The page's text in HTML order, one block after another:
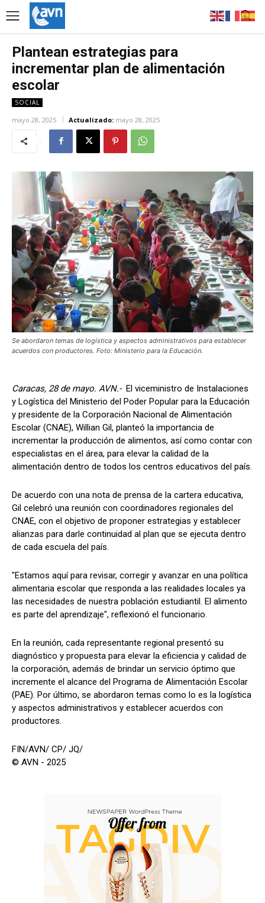
Plantean estrategias para
incrementar plan de alimentación
escolar
SOCIAL
mayo 28, 2025 Actualizado: mayo 28, 2025
Se abordaron temas de logística y aspectos administrativos para establecer
acuerdos con productores. Foto: Ministerio para la Educación.
Caracas, 28 de mayo. AVN.- El viceministro de Instalaciones
y Logística del Ministerio del Poder Popular para la Educación
y presidente de la Corporación Nacional de Alimentación
Escolar (CNAE), Willian Gil, planteó la importancia de
incrementar la producción de alimentos, así como contar con
especialistas en el área, para elevar la calidad de la
alimentación dentro de todos los centros educativos del país.
De acuerdo con una nota de prensa de la cartera educativa,
Gil celebró una reunión con coordinadores regionales del
CNAE, con el objetivo de proponer estrategias y establecer
alianzas para darle continuidad al plan que se ejecuta dentro
de cada escuela del país.
"Estamos aquí para revisar, corregir y avanzar en una política
alimentaria escolar que responda a las realidades locales ya
las necesidades de nuestra población estudiantil. El alimento
es parte del aprendizaje", reflexionó el funcionario.
En la reunión, cada representante regional presentó su
diagnóstico y propuesta para elevar la eficiencia y calidad de
la corporación, además de brindar un servicio óptimo que
incremente el alcance del Programa de Alimentación Escolar
(PAE). Por último, se abordaron temas como lo es la logística
y aspectos administrativos y establecer acuerdos con
productores.
FIN/AVN/ CP/ JQ/
© AVN - 2025